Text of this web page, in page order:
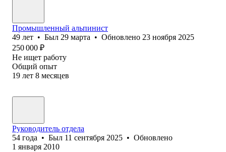
Промышленный альпинист
49 лет • Был 29 марта • Обновлено 23 ноября 2025
250 000 ₽
Не ищет работу
Общий опыт
19 лет 8 месяцев
Руководитель отдела
54 года • Был 11 сентября 2025 • Обновлено
1 января 2010